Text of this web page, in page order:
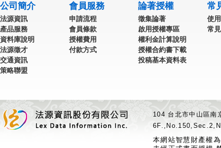
公司簡介
法源資訊
產品服務
資料庫說明
法源徵才
交通資訊
策略聯盟
會員服務
申請流程
會員條款
授權費用
付款方式
論著授權
徵集論著
啟用授權專區
權利金計算說明
授權合約書下載
投稿基本資料表
常
使
常
104 台北市中山區
本網站智慧財產權